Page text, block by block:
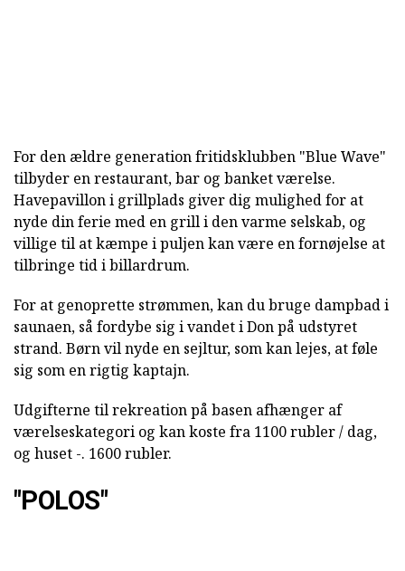
For den ældre generation fritidsklubben "Blue Wave"
tilbyder en restaurant, bar og banket værelse.
Havepavillon i grillplads giver dig mulighed for at
nyde din ferie med en grill i den varme selskab, og
villige til at kæmpe i puljen kan være en fornøjelse at
tilbringe tid i billardrum.
For at genoprette strømmen, kan du bruge dampbad i
saunaen, så fordybe sig i vandet i Don på udstyret
strand. Børn vil nyde en sejltur, som kan lejes, at føle
sig som en rigtig kaptajn.
Udgifterne til rekreation på basen afhænger af
værelseskategori og kan koste fra 1100 rubler / dag,
og huset -. 1600 rubler.
"POLOS"